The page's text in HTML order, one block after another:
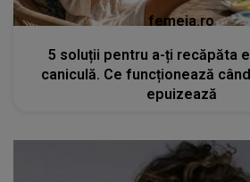
femeia.ro
5 soluții pentru a-ți recăpăta
caniculă. Ce funcționează
epuizează